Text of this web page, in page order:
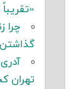
تهران